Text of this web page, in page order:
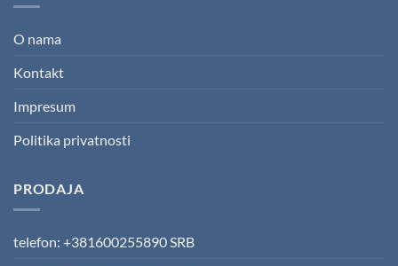
O nama
Kontakt
Impresum
Politika privatnosti
PRODAJA
telefon: +381600255890 SRB